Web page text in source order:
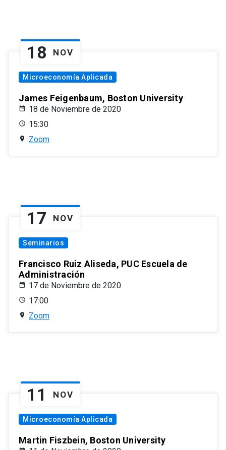
18 NOV
Microeconomía Aplicada
James Feigenbaum, Boston University
18 de Noviembre de 2020
15:30
Zoom
17 NOV
Seminarios
Francisco Ruiz Aliseda, PUC Escuela de
Administración
17 de Noviembre de 2020
17:00
Zoom
11 NOV
Microeconomía Aplicada
Martin Fiszbein, Boston University